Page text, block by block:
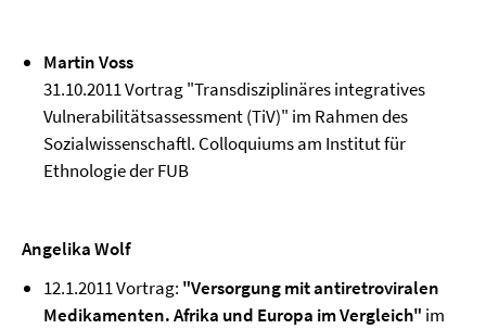
Martin Voss
31.10.2011 Vortrag "Transdisziplinäres integratives
Vulnerabilitätsassessment (TiV)" im Rahmen des
Sozialwissenschaftl. Colloquiums am Institut für
Ethnologie der FUB
Angelika Wolf
12.1.2011 Vortrag: "Versorgung mit antiretroviralen
Medikamenten. Afrika und Europa im Vergleich" im